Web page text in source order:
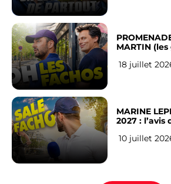
MARTIN
18 juillet
MARINE
2027 : l’avis
10 juillet